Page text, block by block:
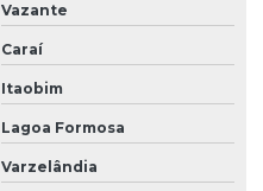
Vazante
Caraí
Itaobim
Lagoa Formosa
Varzelândia